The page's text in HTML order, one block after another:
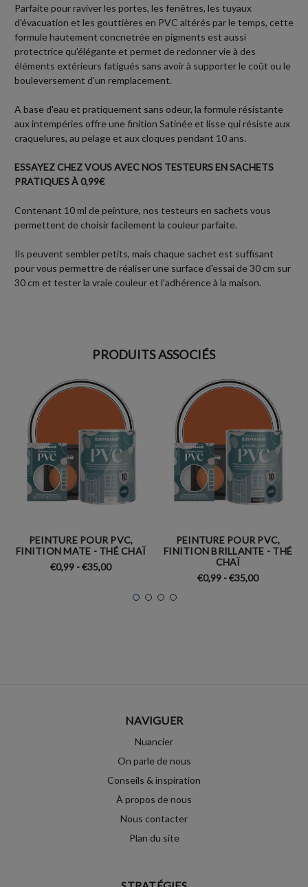
Parfaite pour raviver les portes, les fenêtres, les tuyaux
d'évacuation et les gouttières en PVC altérés par le temps, cette
formule hautement concnetrée en pigments est aussi
protectrice qu'élégante et permet de redonner vie à des
éléments extérieurs fatigués sans avoir à supporter le coût ou le
bouleversement d'un remplacement.
A base d'eau et pratiquement sans odeur, la formule résistante
aux intempéries offre une finition Satinée et lisse qui résiste aux
craquelures, au pelage et aux cloques pendant 10 ans.
ESSAYEZ CHEZ VOUS AVEC NOS TESTEURS EN SACHETS
PRATIQUES À 0,99€
Contenant 10 ml de peinture, nos testeurs en sachets vous
permettent de choisir facilement la couleur parfaite.
Ils peuvent sembler petits, mais chaque sachet est suffisant
pour vous permettre de réaliser une surface d'essai de 30 cm sur
30 cm et tester la vraie couleur et l'adhérence à la maison.
PRODUITS ASSOCIÉS
PEINTURE POUR PVC,
FINITION MATE - THÉ CHAÏ
€0,99 - €35,00
PEINTURE POUR PVC,
FINITION BRILLANTE - THÉ
CHAÏ
€0,99 - €35,00
NAVIGUER
Nuancier
On parle de nous
Conseils & inspiration
À propos de nous
Nous contacter
Plan du site